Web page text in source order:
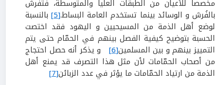
مخصصاً للأعيان من الطبقات العليا والمتوسطة، فتفرش
بالفُرش و الوسائد بينما تستخدم العامة البساط.[5] بالنسبة
لوضع أهل الذمة من المسيحيين و اليهود فقد اختصت
الحسبة بتوضيح كيفية الفصل بينهم في الحمّام حتى يتم
التمييز بينهم و بين المسلمين[6] و يذكر أنه حصل احتجاج
من أصحاب الحمّامات لأن مثل هذا التصرف قد يمنع أهل
الذمة من ارتياد الحمّامات ما يؤثر في عدد الزبائن[7]